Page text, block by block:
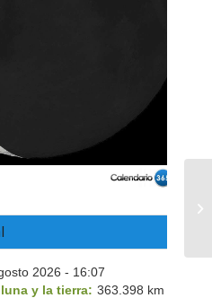
2026 - 16:07
y la tierra: 363.398 km